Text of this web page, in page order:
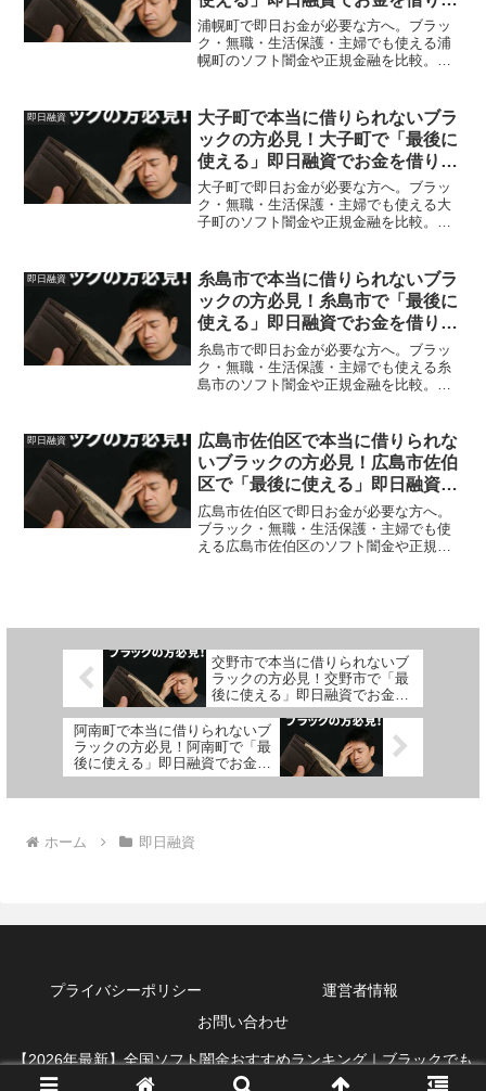
方法を紹介！
浦幌町で即日お金が必要な方へ。ブラッ
ク・無職・生活保護・主婦でも使える浦
幌町のソフト闇金や正規金融を比較。安
即日融資
大子町で本当に借りられないブラ
ックの方必見！大子町で「最後に
使える」即日融資でお金を借りる
方法を紹介！
大子町で即日お金が必要な方へ。ブラッ
ク・無職・生活保護・主婦でも使える大
子町のソフト闇金や正規金融を比較。安
即日融資
糸島市で本当に借りられないブラ
ックの方必見！糸島市で「最後に
使える」即日融資でお金を借りる
方法を紹介！
糸島市で即日お金が必要な方へ。ブラッ
ク・無職・生活保護・主婦でも使える糸
島市のソフト闇金や正規金融を比較。安
即日融資
広島市佐伯区で本当に借りられな
いブラックの方必見！広島市佐伯
区で「最後に使える」即日融資で
お金を借りる方法を紹介！
広島市佐伯区で即日お金が必要な方へ。
ブラック・無職・生活保護・主婦でも使
える広島市佐伯区のソフト闇金や正規金
交野市で本当に借りられないブ
ラックの方必見！交野市で「最
後に使える」即日融資でお金を
借りる方法を紹介！
阿南町で本当に借りられないブ
ラックの方必見！阿南町で「最
後に使える」即日融資でお金を
借りる方法を紹介！
ホーム 即日融資
プライバシーポリシー
運営者情報
お問い合わせ
【2026年最新】全国ソフト闇金おすすめランキング｜ブラックでも
借りれる即日融資